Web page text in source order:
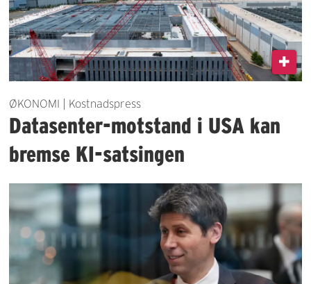
ØKONOMI | Kostnadspress
Datasenter-motstand i USA kan
bremse KI-satsingen